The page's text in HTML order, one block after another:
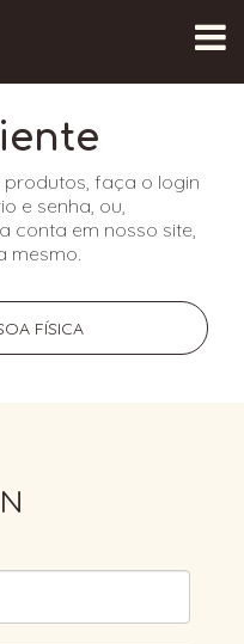
faça o login
e senha, ou,
conta em nosso site,
mesmo.
FÍSICA